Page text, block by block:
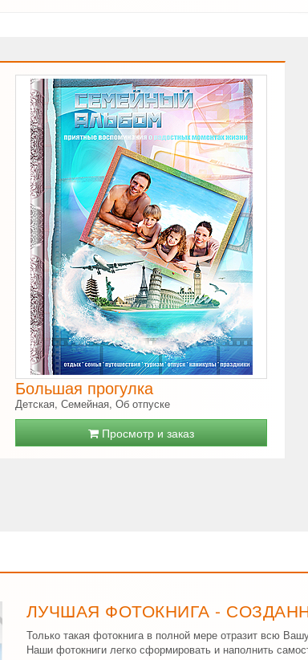
Большая прогулка
Детская, Семейная, Об отпуске
Просмотр и заказ
ЛУЧШАЯ ФОТОКНИГА -
Только такая фотокнига в полной мере отразит всю
Наши фотокниги легко сформировать и наполнить